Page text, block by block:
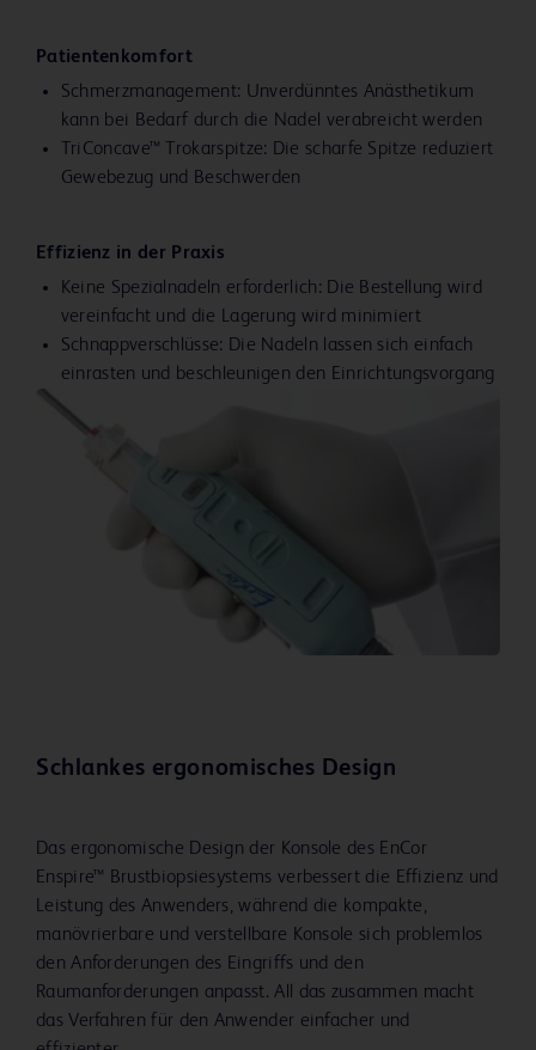
Patientenkomfort
Schmerzmanagement: Unverdünntes Anästhetikum
kann bei Bedarf durch die Nadel verabreicht werden
TriConcave™ Trokarspitze: Die scharfe Spitze reduziert
Gewebezug und Beschwerden
Effizienz in der Praxis
Keine Spezialnadeln erforderlich: Die Bestellung wird
vereinfacht und die Lagerung wird minimiert
Schnappverschlüsse: Die Nadeln lassen sich einfach
einrasten und beschleunigen den Einrichtungsvorgang
Schlankes ergonomisches Design
Das ergonomische Design der Konsole des EnCor
Enspire™ Brustbiopsiesystems verbessert die Effizienz und
Leistung des Anwenders, während die kompakte,
manövrierbare und verstellbare Konsole sich problemlos
den Anforderungen des Eingriffs und den
Raumanforderungen anpasst. All das zusammen macht
das Verfahren für den Anwender einfacher und